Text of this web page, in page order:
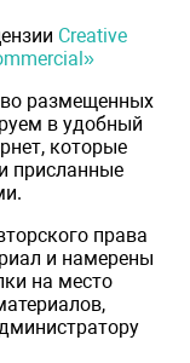
Creative
размещенных
в удобный
которые
присланные
права
и намерены
на место